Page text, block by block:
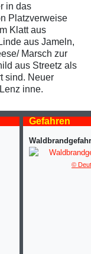
in das
Platzverweise
Klatt aus
aus Jameln,
Marsch zur
aus Streetz als
sind. Neuer
inne.
Gefahren
©